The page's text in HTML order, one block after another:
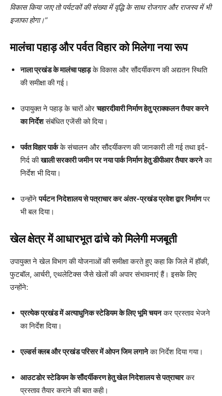
विकास किया जाए तो पर्यटकों की संख्या में वृद्धि के साथ रोजगार और राजस्व में भी
इजाफा होगा।”
मालंचा पहाड़ और पर्वत विहार को मिलेगा नया रूप
नाला प्रखंड के मालंचा पहाड़के विकास और सौंदर्यीकरण की अद्यतन स्थिति
की समीक्षा की गई।
उपायुक्त ने पहाड़ के चारों ओरचहारदीवारी निर्माण हेतु प्राक्कलन तैयार करने
का निर्देशसंबंधित एजेंसी को दिया।
पर्वत विहार पार्कके संचालन और सौंदर्यीकरण की जानकारी ली गई तथा इर्द-
गिर्द कीखाली सरकारी जमीन पर नया पार्क निर्माण हेतु डीपीआर तैयार करनेका
निर्देश भी दिया।
उन्होंनेपर्यटन निदेशालय से पत्राचार कर अंतर-प्रखंड प्रवेश द्वार निर्माणपर
भी बल दिया।
खेल क्षेत्र में आधारभूत ढांचे को मिलेगी मजबूती
उपायुक्त ने खेल विभाग की योजनाओं की समीक्षा करते हुए कहा कि जिले में हॉकी,
फुटबॉल, आर्चरी, एथलेटिक्स जैसे खेलों की अपार संभावनाएं हैं। इसके लिए
उन्होंने:
प्रत्येक प्रखंड में अत्याधुनिक स्टेडियम के लिए भूमि चयनकर प्रस्ताव भेजने
का निर्देश दिया।
एल्डर्स क्लब और प्रखंड परिसर में ओपन जिम लगानेका निर्देश दिया गया।
आउटडोर स्टेडियम के सौंदर्यीकरण हेतु खेल निदेशालय से पत्राचारकर
प्रस्ताव तैयार कराने की बात कही।